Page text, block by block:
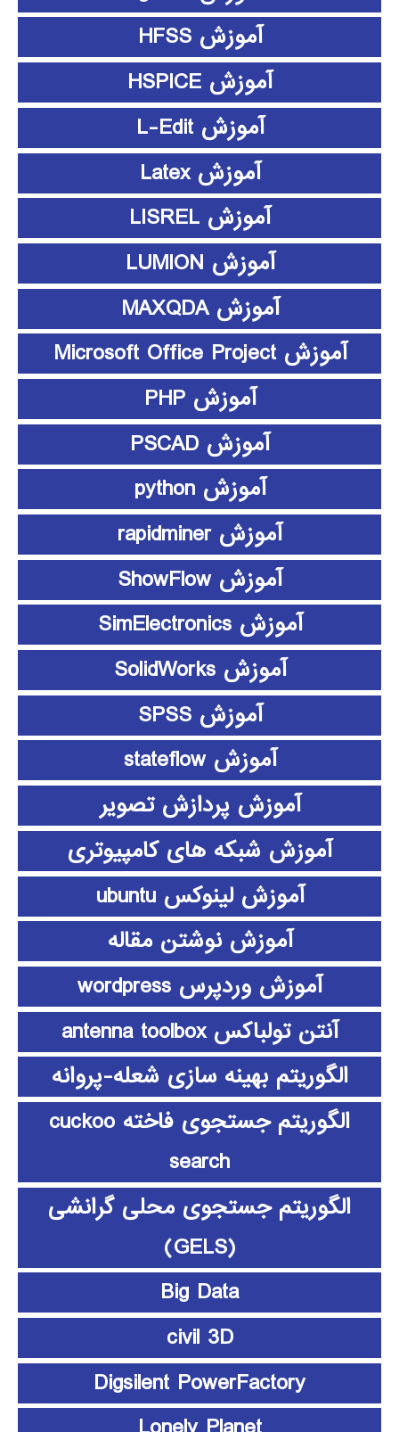
آموزش HFSS
آموزش HSPICE
آموزش L-Edit
آموزش Latex
آموزش LISREL
آموزش LUMION
آموزش MAXQDA
آموزش Microsoft Office Project
آموزش PHP
آموزش PSCAD
آموزش python
آموزش rapidminer
آموزش ShowFlow
آموزش SimElectronics
آموزش SolidWorks
آموزش SPSS
آموزش stateflow
آموزش پردازش تصویر
آموزش شبکه های کامپیوتری
آموزش لینوکس ubuntu
آموزش نوشتن مقاله
آموزش وردپرس wordpress
آنتن تولباکس antenna toolbox
الگوریتم بهینه سازی شعله-پروانه
الگوریتم جستجوی فاخته cuckoo
search
الگوریتم جستجوی محلی گرانشی
(GELS)
Big Data
civil 3D
Digsilent PowerFactory